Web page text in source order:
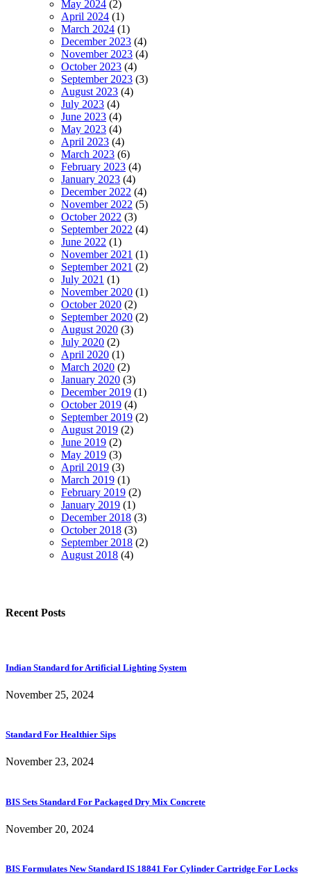
May 2024 (2)
April 2024 (1)
March 2024 (1)
December 2023 (4)
November 2023 (4)
October 2023 (4)
September 2023 (3)
August 2023 (4)
July 2023 (4)
June 2023 (4)
May 2023 (4)
April 2023 (4)
March 2023 (6)
February 2023 (4)
January 2023 (4)
December 2022 (4)
November 2022 (5)
October 2022 (3)
September 2022 (4)
June 2022 (1)
November 2021 (1)
September 2021 (2)
July 2021 (1)
November 2020 (1)
October 2020 (2)
September 2020 (2)
August 2020 (3)
July 2020 (2)
April 2020 (1)
March 2020 (2)
January 2020 (3)
December 2019 (1)
October 2019 (4)
September 2019 (2)
August 2019 (2)
June 2019 (2)
May 2019 (3)
April 2019 (3)
March 2019 (1)
February 2019 (2)
January 2019 (1)
December 2018 (3)
October 2018 (3)
September 2018 (2)
August 2018 (4)
Recent Posts
Indian Standard for Artificial Lighting System
November 25, 2024
Standard For Healthier Sips
November 23, 2024
BIS Sets Standard For Packaged Dry Mix Concrete
November 20, 2024
BIS Formulates New Standard IS 18841 For Cylinder Cartridge For Locks